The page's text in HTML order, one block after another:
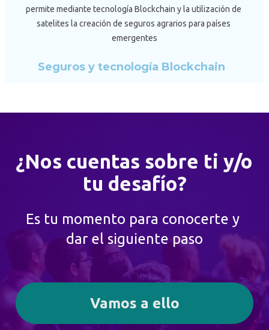
permite mediante tecnología Blockchain y la utilización de
satelites la creación de seguros agrarios para países
emergentes
Seguros y tecnología Blockchain
¿Nos cuentas sobre ti y/o
tu desafío?
Es tu momento para conocerte y
dar el siguiente paso
Vamos a ello